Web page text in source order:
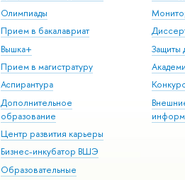
Олимпиады
Прием в бакалавриат
Вышка+
Прием в магистратуру
Аспирантура
Дополнительное
образование
Центр развития карьеры
Бизнес-инкубатор ВШЭ
Образовательные
Защиты